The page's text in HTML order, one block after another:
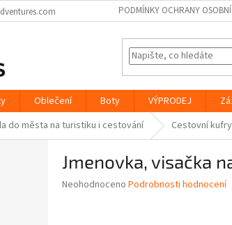
PODMÍNKY OCHRANY
Oblečení Boty VÝPRODEJ
do města na turistiku i cestování Cestovní kufry
Jmenovka, visačka
Průměrné
Neohodnoceno Podrobnosti hodnocení